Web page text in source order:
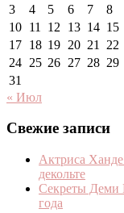
3
4 5 6 7 8
10 11 12 13 14 15
17 18 19 20 21 22
24 25 26 27 28 29
31
« Июл
Свежие записи
Актриса
декольте
Секреты Деми
года